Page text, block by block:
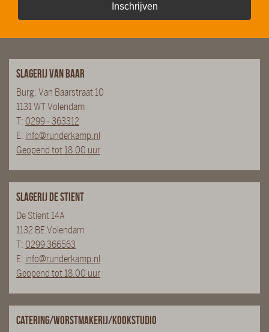
Inschrijven
Slagerij van Baar
Burg. Van Baarstraat 10
1131 WT Volendam
T: 0299 - 363312
E: info@runderkamp.nl
Geopend tot 18.00 uur
Slagerij De Stient
De Stient 14A
1132 BE Volendam
T: 0299 366563
E: info@runderkamp.nl
Geopend tot 18.00 uur
Catering/Worstmakerij/Kookstudio